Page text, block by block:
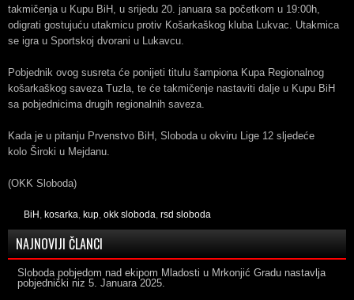
takmičenja u Kupu BiH, u srijedu 20. januara sa početkom u 19:00h,
odigrati gostujuću utakmicu protiv Košarkaškog kluba Lukvac. Utakmica
se igra u Sportskoj dvorani u Lukavcu.
Pobjednik ovog susreta će ponijeti titulu šampiona Kupa Regionalnog
košarkaškog saveza Tuzla, te će takmičenje nastaviti dalje u Kupu BiH
sa pobjednicima drugih regionalnih saveza.
Kada je u pitanju Prvenstvo BiH, Sloboda u okviru Lige 12 sljedeće
kolo Široki u Mejdanu.
(OKK Sloboda)
BiH , kosarka, kup, okk sloboda, rsd sloboda
NAJNOVIJI ČLANCI
Sloboda pobjedom nad ekipom Mladosti u Mrkonjić Gradu nastavlja
pobjednički niz 5. Januara 2025.